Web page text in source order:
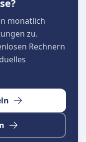
monatlich
zu.
Rechnern